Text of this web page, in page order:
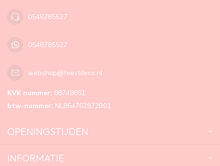
0548785527
0548785527
webshop@feestdeco.nl
KVK nummer: 88749851
btw-nummer: NL864762872B01
OPENINGSTIJDEN
INFORMATIE